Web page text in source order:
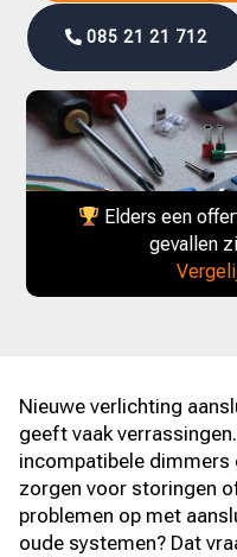
085 21 21 712
Elders een
gevallen
Nieuwe verlichting
geeft vaak
incompatibele dimmers
zorgen voor storingen
problemen op met
oude systemen? Dat